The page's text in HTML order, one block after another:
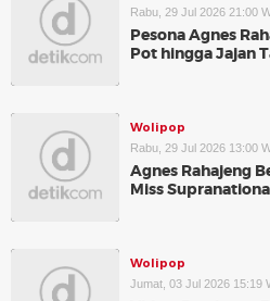
Rabu, 29 Jul 2026 21:00
Pesona Agnes
Pot hingga Jajan
Wolipop
Rabu, 29 Jul 2026 13:00
Agnes Rahajeng
Miss
Wolipop
Jumat, 03 Jul 2026 15:19